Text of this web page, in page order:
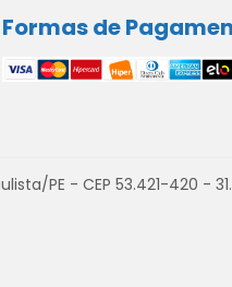
Formas de
PE - CEP 53.421-420 -